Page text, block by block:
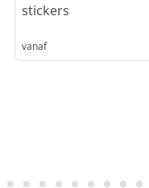
stickers
vanaf